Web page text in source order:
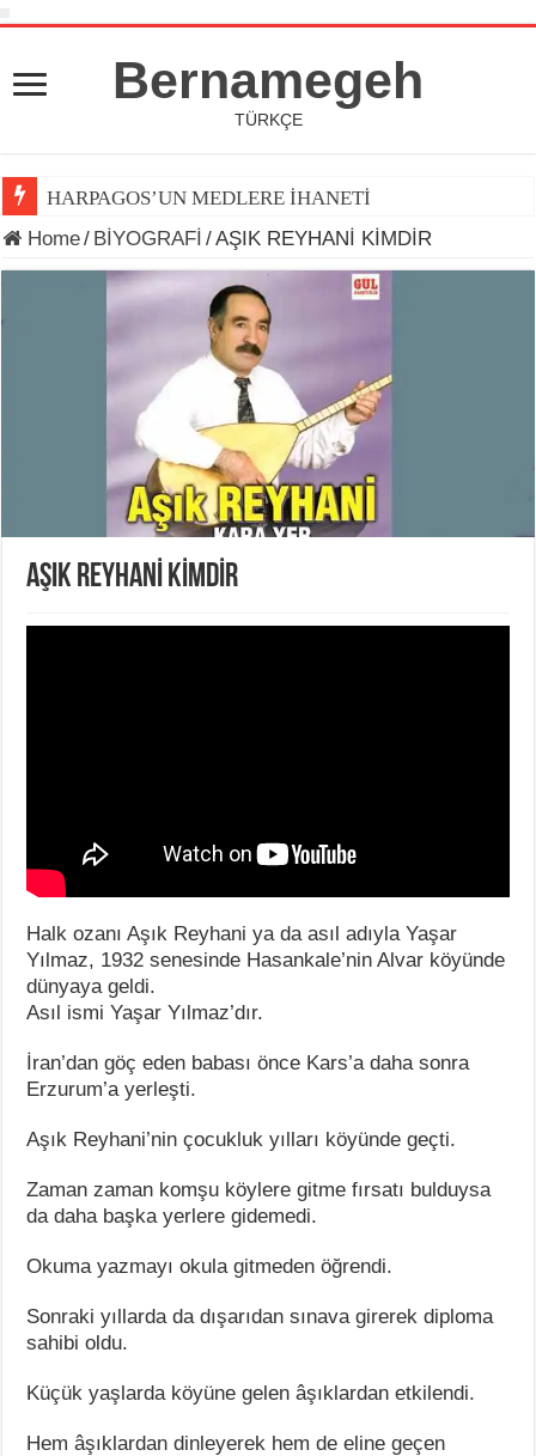
Bernamegeh
TÜRKÇE
HARPAGOS’UN MEDLERE İHANETİ
Home/ BİYOGRAFİ /AŞIK REYHANİ KİMDİR
AŞIK REYHANİ KİMDİR
Halk ozanı Aşık Reyhani ya da asıl adıyla Yaşar
Yılmaz, 1932 senesinde Hasankale’nin Alvar köyünde
dünyaya geldi.
Asıl ismi Yaşar Yılmaz’dır.
İran’dan göç eden babası önce Kars’a daha sonra
Erzurum’a yerleşti.
Aşık Reyhani’nin çocukluk yılları köyünde geçti.
Zaman zaman komşu köylere gitme fırsatı bulduysa
da daha başka yerlere gidemedi.
Okuma yazmayı okula gitmeden öğrendi.
Sonraki yıllarda da dışarıdan sınava girerek diploma
sahibi oldu.
Küçük yaşlarda köyüne gelen âşıklardan etkilendi.
Hem âşıklardan dinleyerek hem de eline geçen